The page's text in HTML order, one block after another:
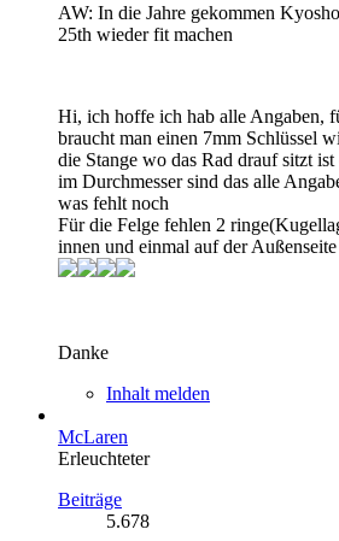
AW: In die Jahre gekommen
25th wieder fit machen
Hi, ich hoffe ich hab alle Angaben,
braucht man einen 7mm Schlüssel
die Stange wo das Rad drauf sitzt
im Durchmesser sind das alle
was fehlt noch
Für die Felge fehlen 2
innen und einmal auf der Außenseite
Danke
Inhalt melden
McLaren
Erleuchteter
Beiträge
5.678